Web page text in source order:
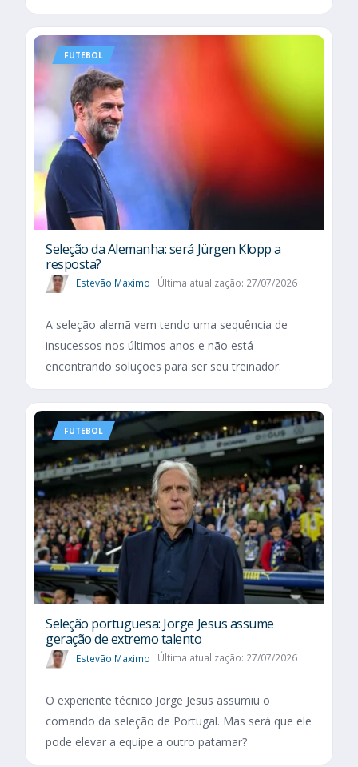
FUTEBOL
Seleção da Alemanha: será Jürgen Klopp a
resposta?
Estevão Maximo Última atualização: 27/07/2026
A seleção alemã vem tendo uma sequência de
insucessos nos últimos anos e não está
encontrando soluções para ser seu treinador.
FUTEBOL
Seleção portuguesa: Jorge Jesus assume
geração de extremo talento
Estevão Maximo Última atualização: 27/07/2026
O experiente técnico Jorge Jesus assumiu o
comando da seleção de Portugal. Mas será que ele
pode elevar a equipe a outro patamar?